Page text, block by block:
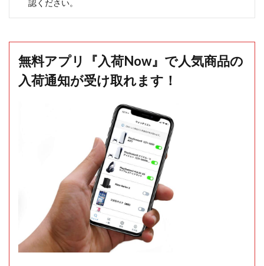
認ください。
無料アプリ『入荷Now』で人気商品の
入荷通知が受け取れます！